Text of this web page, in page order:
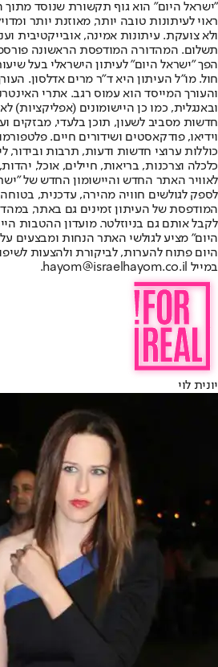
"ישראל היום" הוא גוף תקשורת שנוסד מתוך
ראוי לעיתונות טובה יותר, מאוזנת יותר
ולא צועקת. עיתונות אמינה, אובייקטיבית
הפך "ישראל היום" לעיתון הישראלי בעל
חול. מו"ל העיתון היא ד"ר מרים אדלסון.
והעורך המייסד הוא עמוס רגב. אתרי
חדשות מסביב לשעון, תוכן בלעדי, מבזקים
וידיאו, פודקאסטים ושידורים חיים.
כוללות ערוצי חדשות ודעות, תרבות ובידור,
לאוויר האתר החדש והיישומון החדש של
לספק לגולשים חוויה מהירה, עדכנית,
המודפסת של העיתון זמינים גם באתר,
לקבל אותם גם בניוזלטר. מועדון ההטבות
היום" מציע לגולשי האתר הנחות ומבצעים
היום פתוח להערות, לביקורת ולהצעות
במייל hayom@israelhayom.co.il.
יונית לוי